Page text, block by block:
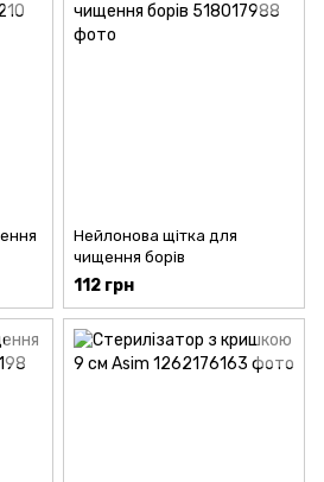
Нейлонова щітка для
чищення борів
112 грн